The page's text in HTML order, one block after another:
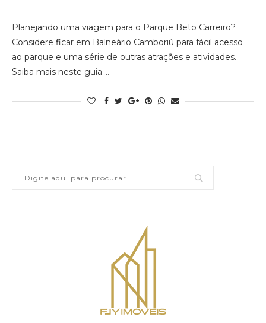
Planejando uma viagem para o Parque Beto Carreiro?
Considere ficar em Balneário Camboriú para fácil acesso
ao parque e uma série de outras atrações e atividades.
Saiba mais neste guia.…